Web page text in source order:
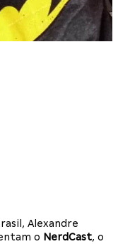
Alexandre
o NerdCast, o